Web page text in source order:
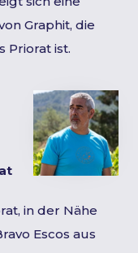
Graphit, die
Priorat ist.
in der Nähe
Escos aus